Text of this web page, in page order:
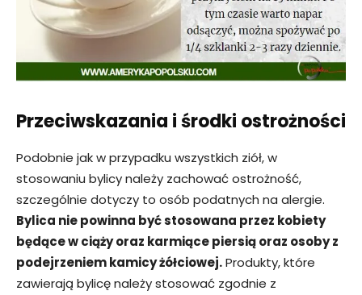
Przeciwskazania i środki ostrożności
Podobnie jak w przypadku wszystkich ziół, w
stosowaniu bylicy należy zachować ostrożność,
szczególnie dotyczy to osób podatnych na alergie.
Bylica nie powinna być stosowana przez kobiety
będące w ciąży oraz karmiące piersią oraz osoby z
podejrzeniem kamicy żółciowej.Produkty, które
zawierają bylicę należy stosować zgodnie z